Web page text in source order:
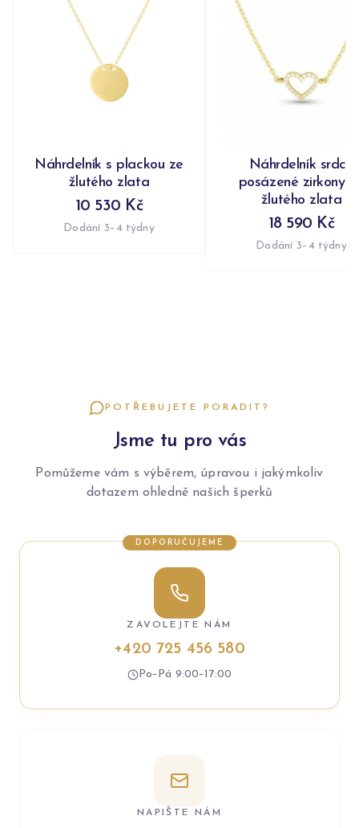
Náhrdelník s plackou ze
žlutého zlata
10 530 Kč
Dodání 3–4 týdny
Náhrdelník srdce
posázené zirkony
žlutého zlata
18 590 Kč
Dodání 3–4 týdny
POTŘEBUJETE PORADIT?
Jsme tu pro vás
Pomůžeme vám s výběrem, úpravou i jakýmkoliv
dotazem ohledně našich šperků
DOPORUČUJEME
ZAVOLEJTE NÁM
+420 725 456 580
Po–Pá 9:00–17:00
NAPIŠTE NÁM